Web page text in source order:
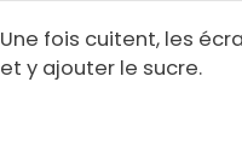
Une fois cuitent, les
et y ajouter le sucre.